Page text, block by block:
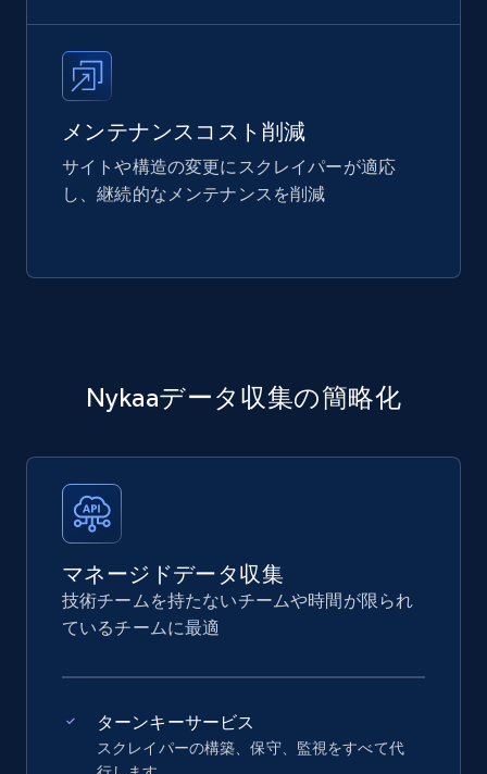
メンテナンスコスト削減
サイトや構造の変更にスクレイパーが適応
し、継続的なメンテナンスを削減
Nykaaデータ収集の簡略化
マネージドデータ収集
技術チームを持たないチームや時間が限られ
ているチームに最適
ターンキーサービス
スクレイパーの構築、保守、監視をすべて代